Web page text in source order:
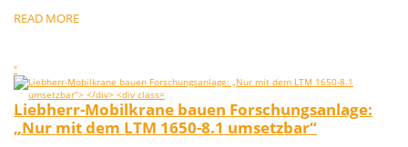
READ MORE
"
Liebherr-Mobilkrane bauen Forschungsanlage:
„Nur mit dem LTM 1650-8.1 umsetzbar“